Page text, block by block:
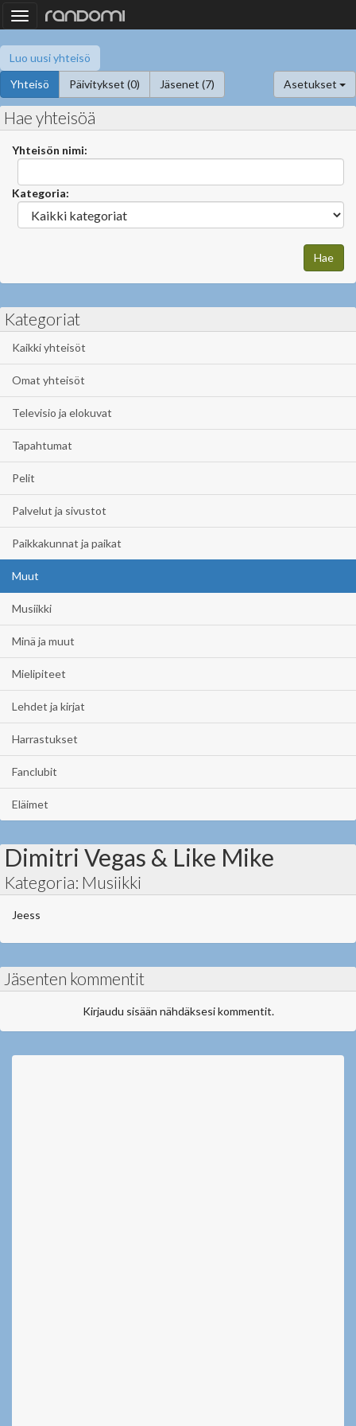
Toggle
navigation
Luo uusi yhteisö
Yhteisö
Päivitykset (0) Jäsenet (7) Asetukset
Hae yhteisöä
Yhteisön nimi:
Kategoria:
Kategoriat
Kaikki yhteisöt
Omat yhteisöt
Televisio ja elokuvat
Tapahtumat
Pelit
Palvelut ja sivustot
Paikkakunnat ja paikat
Muut
Musiikki
Minä ja muut
Mielipiteet
Lehdet ja kirjat
Harrastukset
Fanclubit
Eläimet
Dimitri Vegas & Like Mike
Kategoria: Musiikki
Jeess
Jäsenten kommentit
Kirjaudu sisään nähdäksesi kommentit.